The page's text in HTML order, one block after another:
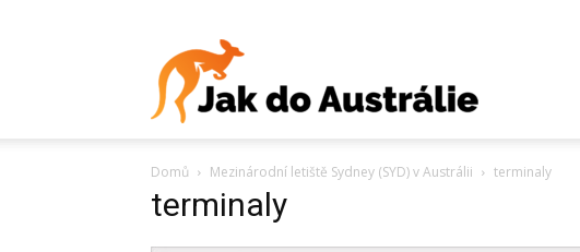
Domů Mezinárodní letiště Sydney (SYD) v Austrálii terminaly
terminaly